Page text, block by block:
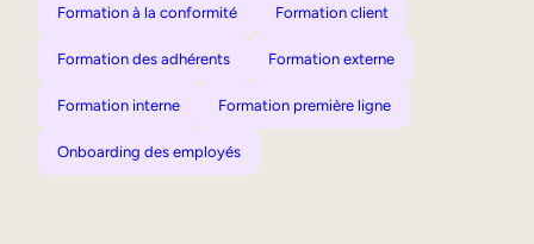
Formation à la conformité Formation client
Formation des adhérents Formation externe
Formation interne Formation première ligne
Onboarding des employés